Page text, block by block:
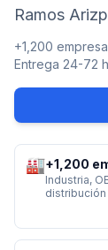
Ramos
+1,200
Entrega 24-72
🏭+1,200
Industria,
distribución